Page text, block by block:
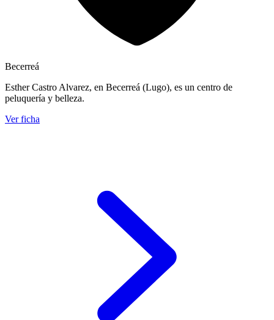
Becerreá
Esther Castro Alvarez, en Becerreá (Lugo), es un centro de
peluquería y belleza.
Ver ficha